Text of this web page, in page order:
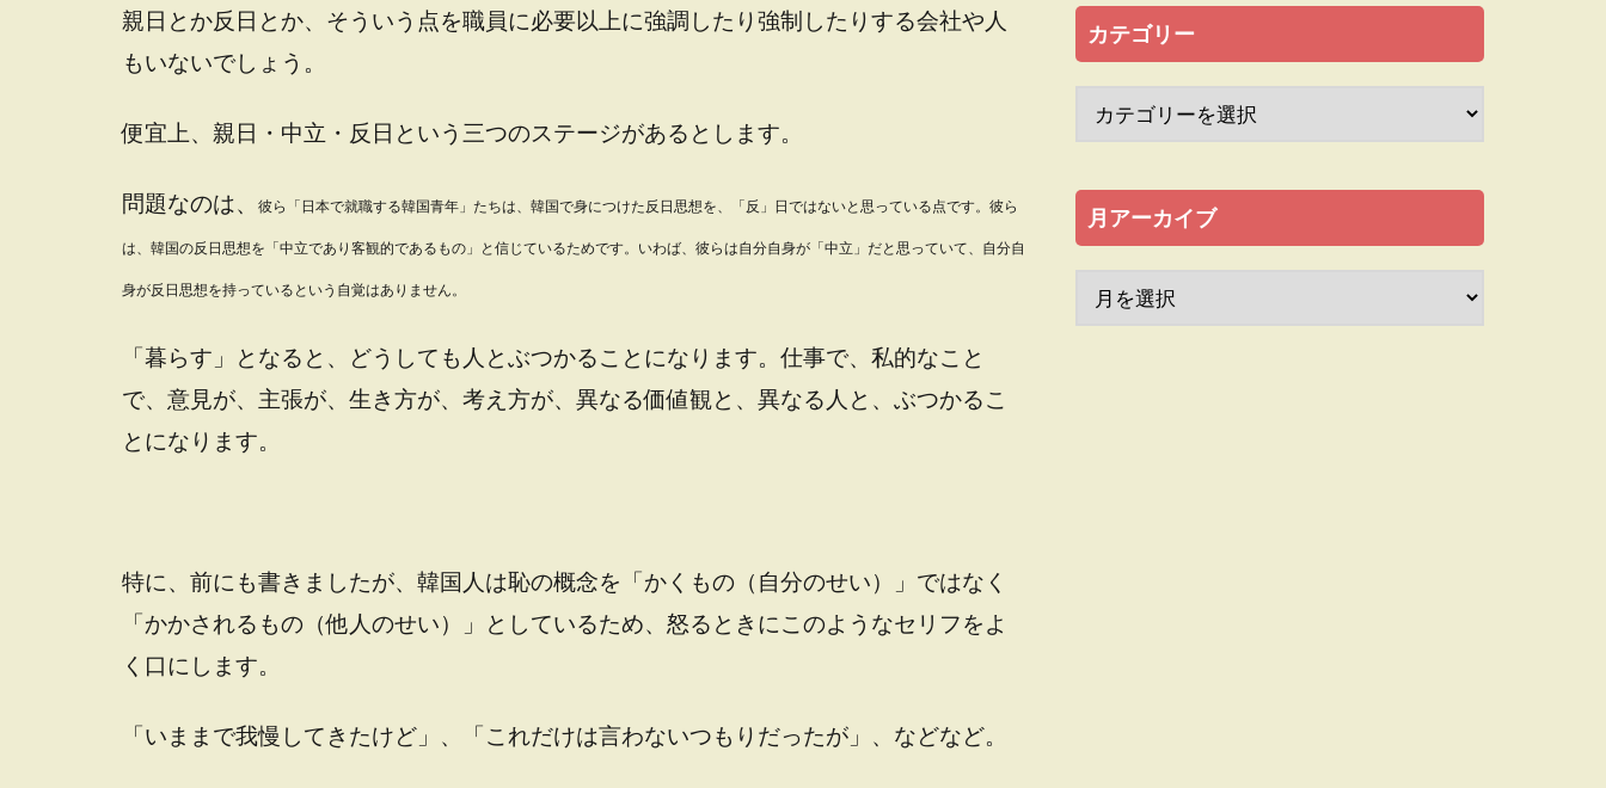
親日とか反日とか、そういう点を職員に必要以上に強調したり強制したりする会社や人
もいないでしょう。
便宜上、親日・中立・反日という三つのステージがあるとします。
問題なのは、 彼ら「日本で就職する韓国青年」たちは、韓国で身につけた反日思想を、「反」日ではないと思っている点です。彼ら
は、韓国の反日思想を「中立であり客観的であるもの」と信じているためです。いわば、彼らは自分自身が 「中立」だと思っていて、 自分自
身が反日思想を持っているという自覚はありません。
「暮らす」となると、どうしても人とぶつかることになります。仕事で、私的なこと
で、意見が、主張が、生き方が、考え方が、異なる価値観と、異なる人と、ぶつかるこ
とになります。
特に、前にも書きましたが、韓国人は恥の概念を「かくもの（自分のせい）」ではなく
「かかされるもの（他人のせい）」としているため、怒るときにこのようなセリフをよ
く口にします。
「いままで我慢してきたけど」、「これだけは言わないつもりだったが」、などなど。
カテゴリー
月アーカイブ